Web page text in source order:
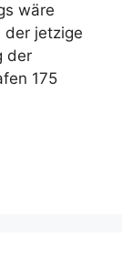
wäre
der jetzige
der
175